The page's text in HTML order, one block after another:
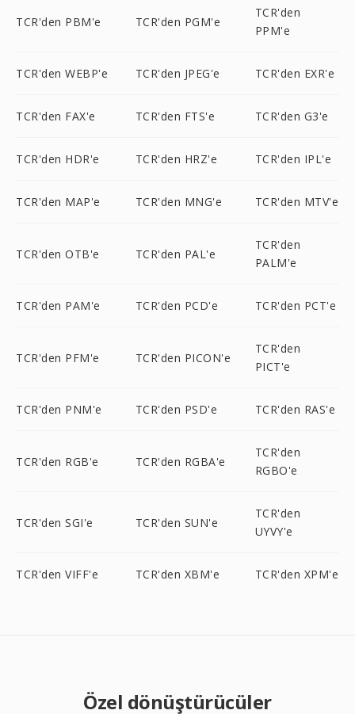
TCR'den PBM'e TCR'den PGM'e
TCR'den
PPM'e
TCR'den WEBP'e TCR'den JPEG'e TCR'den EXR'e
TCR'den FAX'e TCR'den FTS'e TCR'den G3'e
TCR'den HDR'e TCR'den HRZ'e TCR'den IPL'e
TCR'den MAP'e TCR'den MNG'e TCR'den MTV'e
TCR'den OTB'e TCR'den PAL'e
TCR'den
PALM'e
TCR'den PAM'e TCR'den PCD'e TCR'den PCT'e
TCR'den PFM'e TCR'den PICON'e
TCR'den
PICT'e
TCR'den PNM'e TCR'den PSD'e TCR'den RAS'e
TCR'den RGB'e TCR'den RGBA'e
TCR'den
RGBO'e
TCR'den SGI'e TCR'den SUN'e
TCR'den
UYVY'e
TCR'den VIFF'e TCR'den XBM'e TCR'den XPM'e
Özel dönüştürücüler